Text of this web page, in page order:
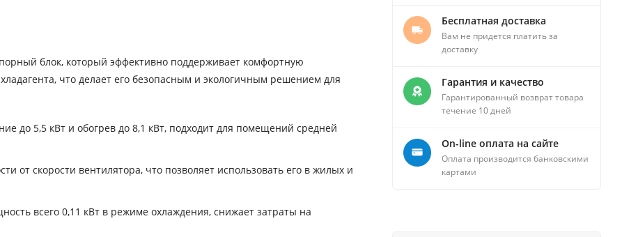
блок, который эффективно поддерживает комфортную
что делает его безопасным и экологичным решением для
до 5,5 кВт и обогрев до 8,1 кВт, подходит для помещений средней
от скорости вентилятора, что позволяет использовать его в жилых и
всего 0,11 кВт в режиме охлаждения, снижает затраты на
Бесплатная доставка
Вам не придется платить за
доставку
Гарантия и качество
Гарантированный возврат товара
течение 10 дней
On-line оплата на сайте
Оплата производится банковскими
картами